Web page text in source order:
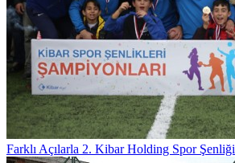
Farklı Açılarla 2. Kibar Holding Spor Şenliği